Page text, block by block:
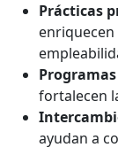
Prácticas
fortalecen
ayudan a